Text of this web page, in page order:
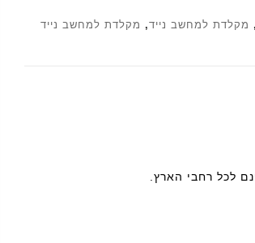
, מקלדת למחשב נייד, מקלדת למחשב נייד